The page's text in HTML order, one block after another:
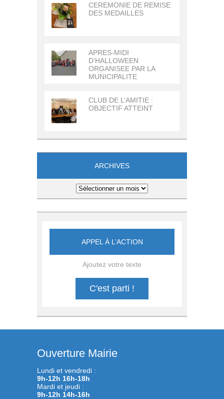
CEREMONIE DE REMISE
DES MEDAILLES
APRES-MIDI
D’HALLOWEEN
ORGANISEE PAR LA
MUNICIPALITE
CLUB DE L’AMITIE :
OBJECTIF ATTEINT
ARCHIVES
APPEL À L’ACTION
Ajoutez votre texte
C'est parti !
Ouverture Mairie
Lundi et vendredi :
9h-12h 16h-18h
Mardi et jeudi :
9h-12h 14h-16h